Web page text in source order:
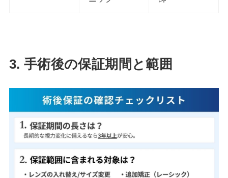
3. 手術後の保証期間と範囲